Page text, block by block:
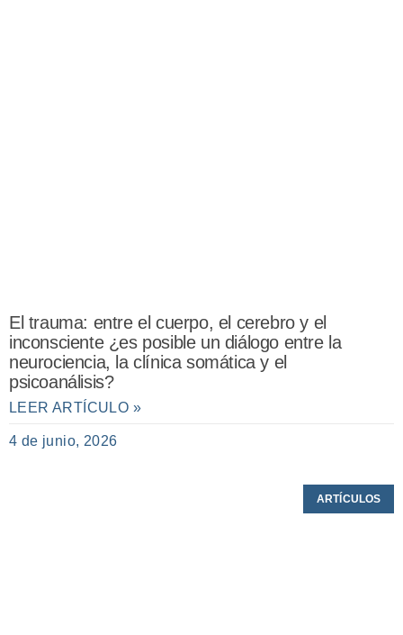
El trauma: entre el cuerpo, el cerebro y el
inconsciente ¿es posible un diálogo entre la
neurociencia, la clínica somática y el
psicoanálisis?
LEER ARTÍCULO »
4 de junio, 2026
ARTÍCULOS